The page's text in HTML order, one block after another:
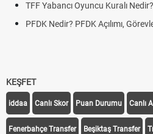
TFF Yabancı Oyuncu Kuralı
PFDK Nedir? PFDK Açılımı,
KEŞFET
iddaa Canlı Skor Puan Durumu Canlı
Fenerbahçe Transfer Beşiktaş Transfer